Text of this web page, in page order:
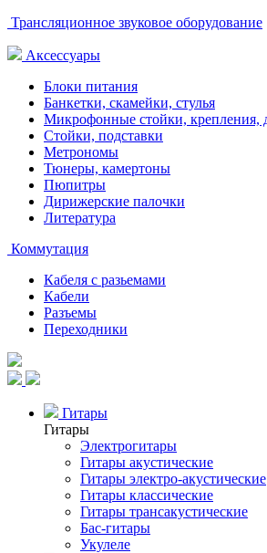
Трансляционное звуковое оборудование
Аксессуары
Блоки питания
Банкетки, скамейки, стулья
Микрофонные стойки, крепления,
Стойки, подставки
Метрономы
Тюнеры, камертоны
Пюпитры
Дирижерские палочки
Литература
Коммутация
Кабеля с разьемами
Кабели
Разъемы
Переходники
Гитары
Гитары
Электрогитары
Гитары акустические
Гитары электро-акустические
Гитары классические
Гитары трансакустические
Бас-гитары
Укулеле